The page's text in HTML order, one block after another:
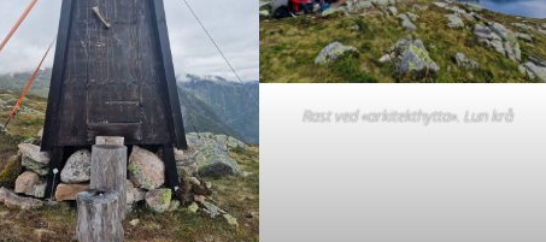
Rast ved «arkitekthytta». Lun krå